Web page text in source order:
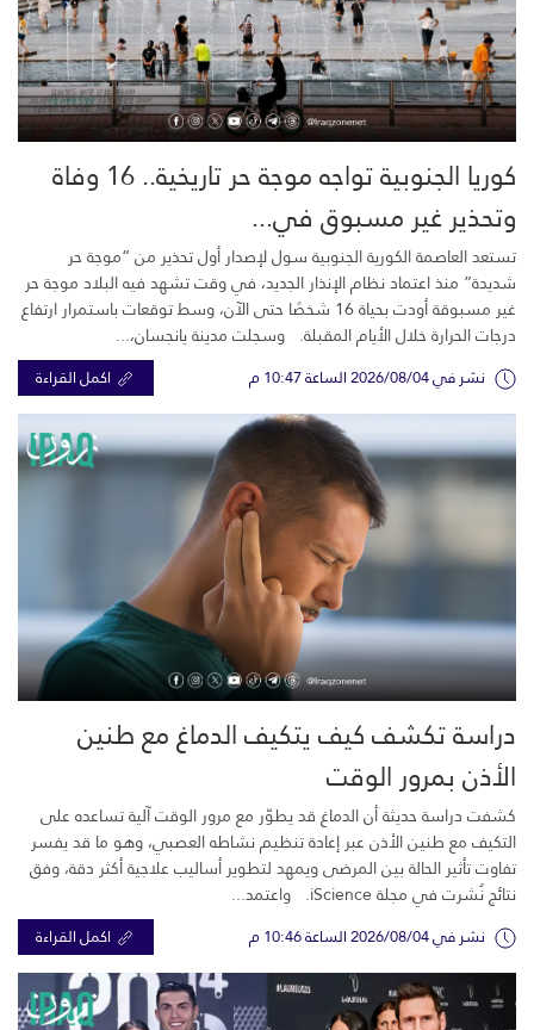
كوريا الجنوبية تواجه موجة حر تاريخية.. 16 وفاة
وتحذير غير مسبوق في...
تستعد العاصمة الكورية الجنوبية سول لإصدار أول تحذير من “موجة حر
شديدة” منذ اعتماد نظام الإنذار الجديد، في وقت تشهد فيه البلاد موجة حر
غير مسبوقة أودت بحياة 16 شخصًا حتى الآن، وسط توقعات باستمرار ارتفاع
درجات الحرارة خلال الأيام المقبلة. وسجلت مدينة يانجسان،...
نشر في 2026/08/04 الساعة 10:47 م اكمل القراءة
دراسة تكشف كيف يتكيف الدماغ مع طنين
الأذن بمرور الوقت
كشفت دراسة حديثة أن الدماغ قد يطوّر مع مرور الوقت آلية تساعده على
التكيف مع طنين الأذن عبر إعادة تنظيم نشاطه العصبي، وهو ما قد يفسر
تفاوت تأثير الحالة بين المرضى ويمهد لتطوير أساليب علاجية أكثر دقة، وفق
نتائج نُشرت في مجلة iScience. واعتمد...
نشر في 2026/08/04 الساعة 10:46 م اكمل القراءة